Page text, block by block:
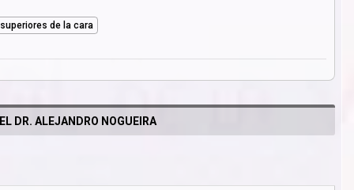
de la cara
DR. ALEJANDRO NOGUEIRA